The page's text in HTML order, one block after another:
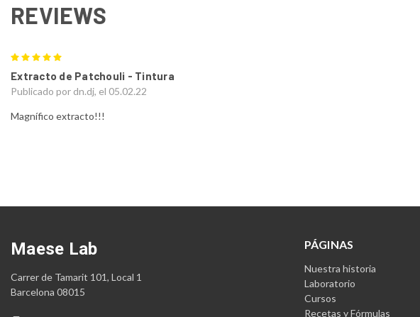
REVIEWS
Extracto de Patchouli - Tintura
Publicado por dn.dj, el 05.02.22
Magnífico extracto!!!
PÁGINAS
Nuestra historia
Laboratorio
Cursos
Recetas y Fórmulas
Maese Lab
Carrer de Tamarit 101, Local 1
Barcelona 08015